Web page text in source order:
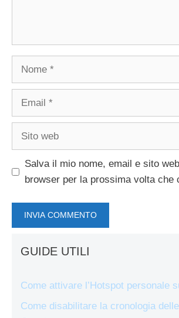
Nome
Email
Sito
Salva il mio nome, email e sito
browser per la prossima volta che
GUIDE UTILI
Come attivare l’Hotspot personale
Come disabilitare la cronologia